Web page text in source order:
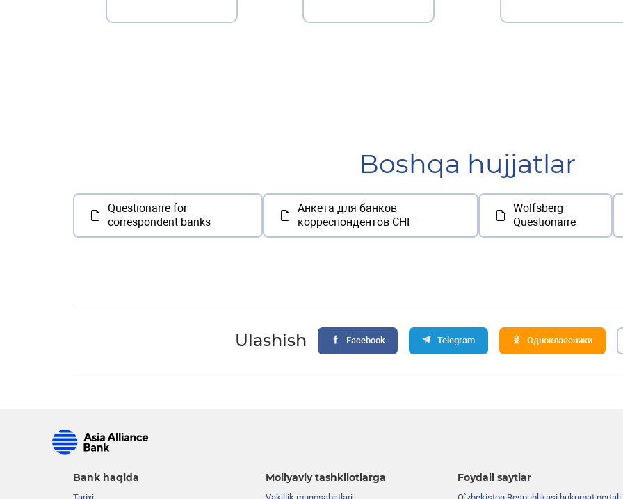
Boshqa hujjatlar
Questionarre for
correspondent banks
Анкета для банков
корреспондентов СНГ
Wolfsberg
Questionarre
Ulashish Facebook Telegram Одноклассники
Bank haqida Moliyaviy tashkilotlarga Foydali saytlar